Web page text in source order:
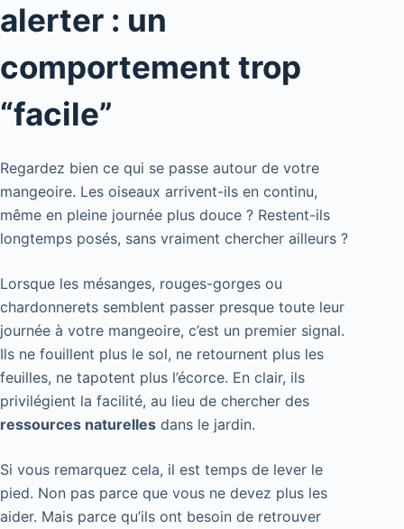
alerter : un
comportement trop
“facile”
Regardez bien ce qui se passe autour de votre
mangeoire. Les oiseaux arrivent-ils en continu,
même en pleine journée plus douce ? Restent-ils
longtemps posés, sans vraiment chercher ailleurs ?
Lorsque les mésanges, rouges-gorges ou
chardonnerets semblent passer presque toute leur
journée à votre mangeoire, c’est un premier signal.
Ils ne fouillent plus le sol, ne retournent plus les
feuilles, ne tapotent plus l’écorce. En clair, ils
privilégient la facilité, au lieu de chercher des
ressources naturelles dans le jardin.
Si vous remarquez cela, il est temps de lever le
pied. Non pas parce que vous ne devez plus les
aider. Mais parce qu’ils ont besoin de retrouver